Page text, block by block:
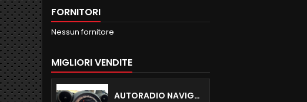
FORNITORI
Nessun fornitore
MIGLIORI VENDITE
AUTORADIO NAVIGATORE R56 57 60 ANDROID 12.0 QUADCORE WIFI 2GB RAM 16GB ROM